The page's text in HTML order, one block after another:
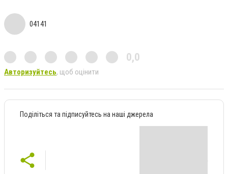
04141
0,0
Авторизуйтесь, щоб оцінити
Поділіться та підписуйтесь на наші джерела